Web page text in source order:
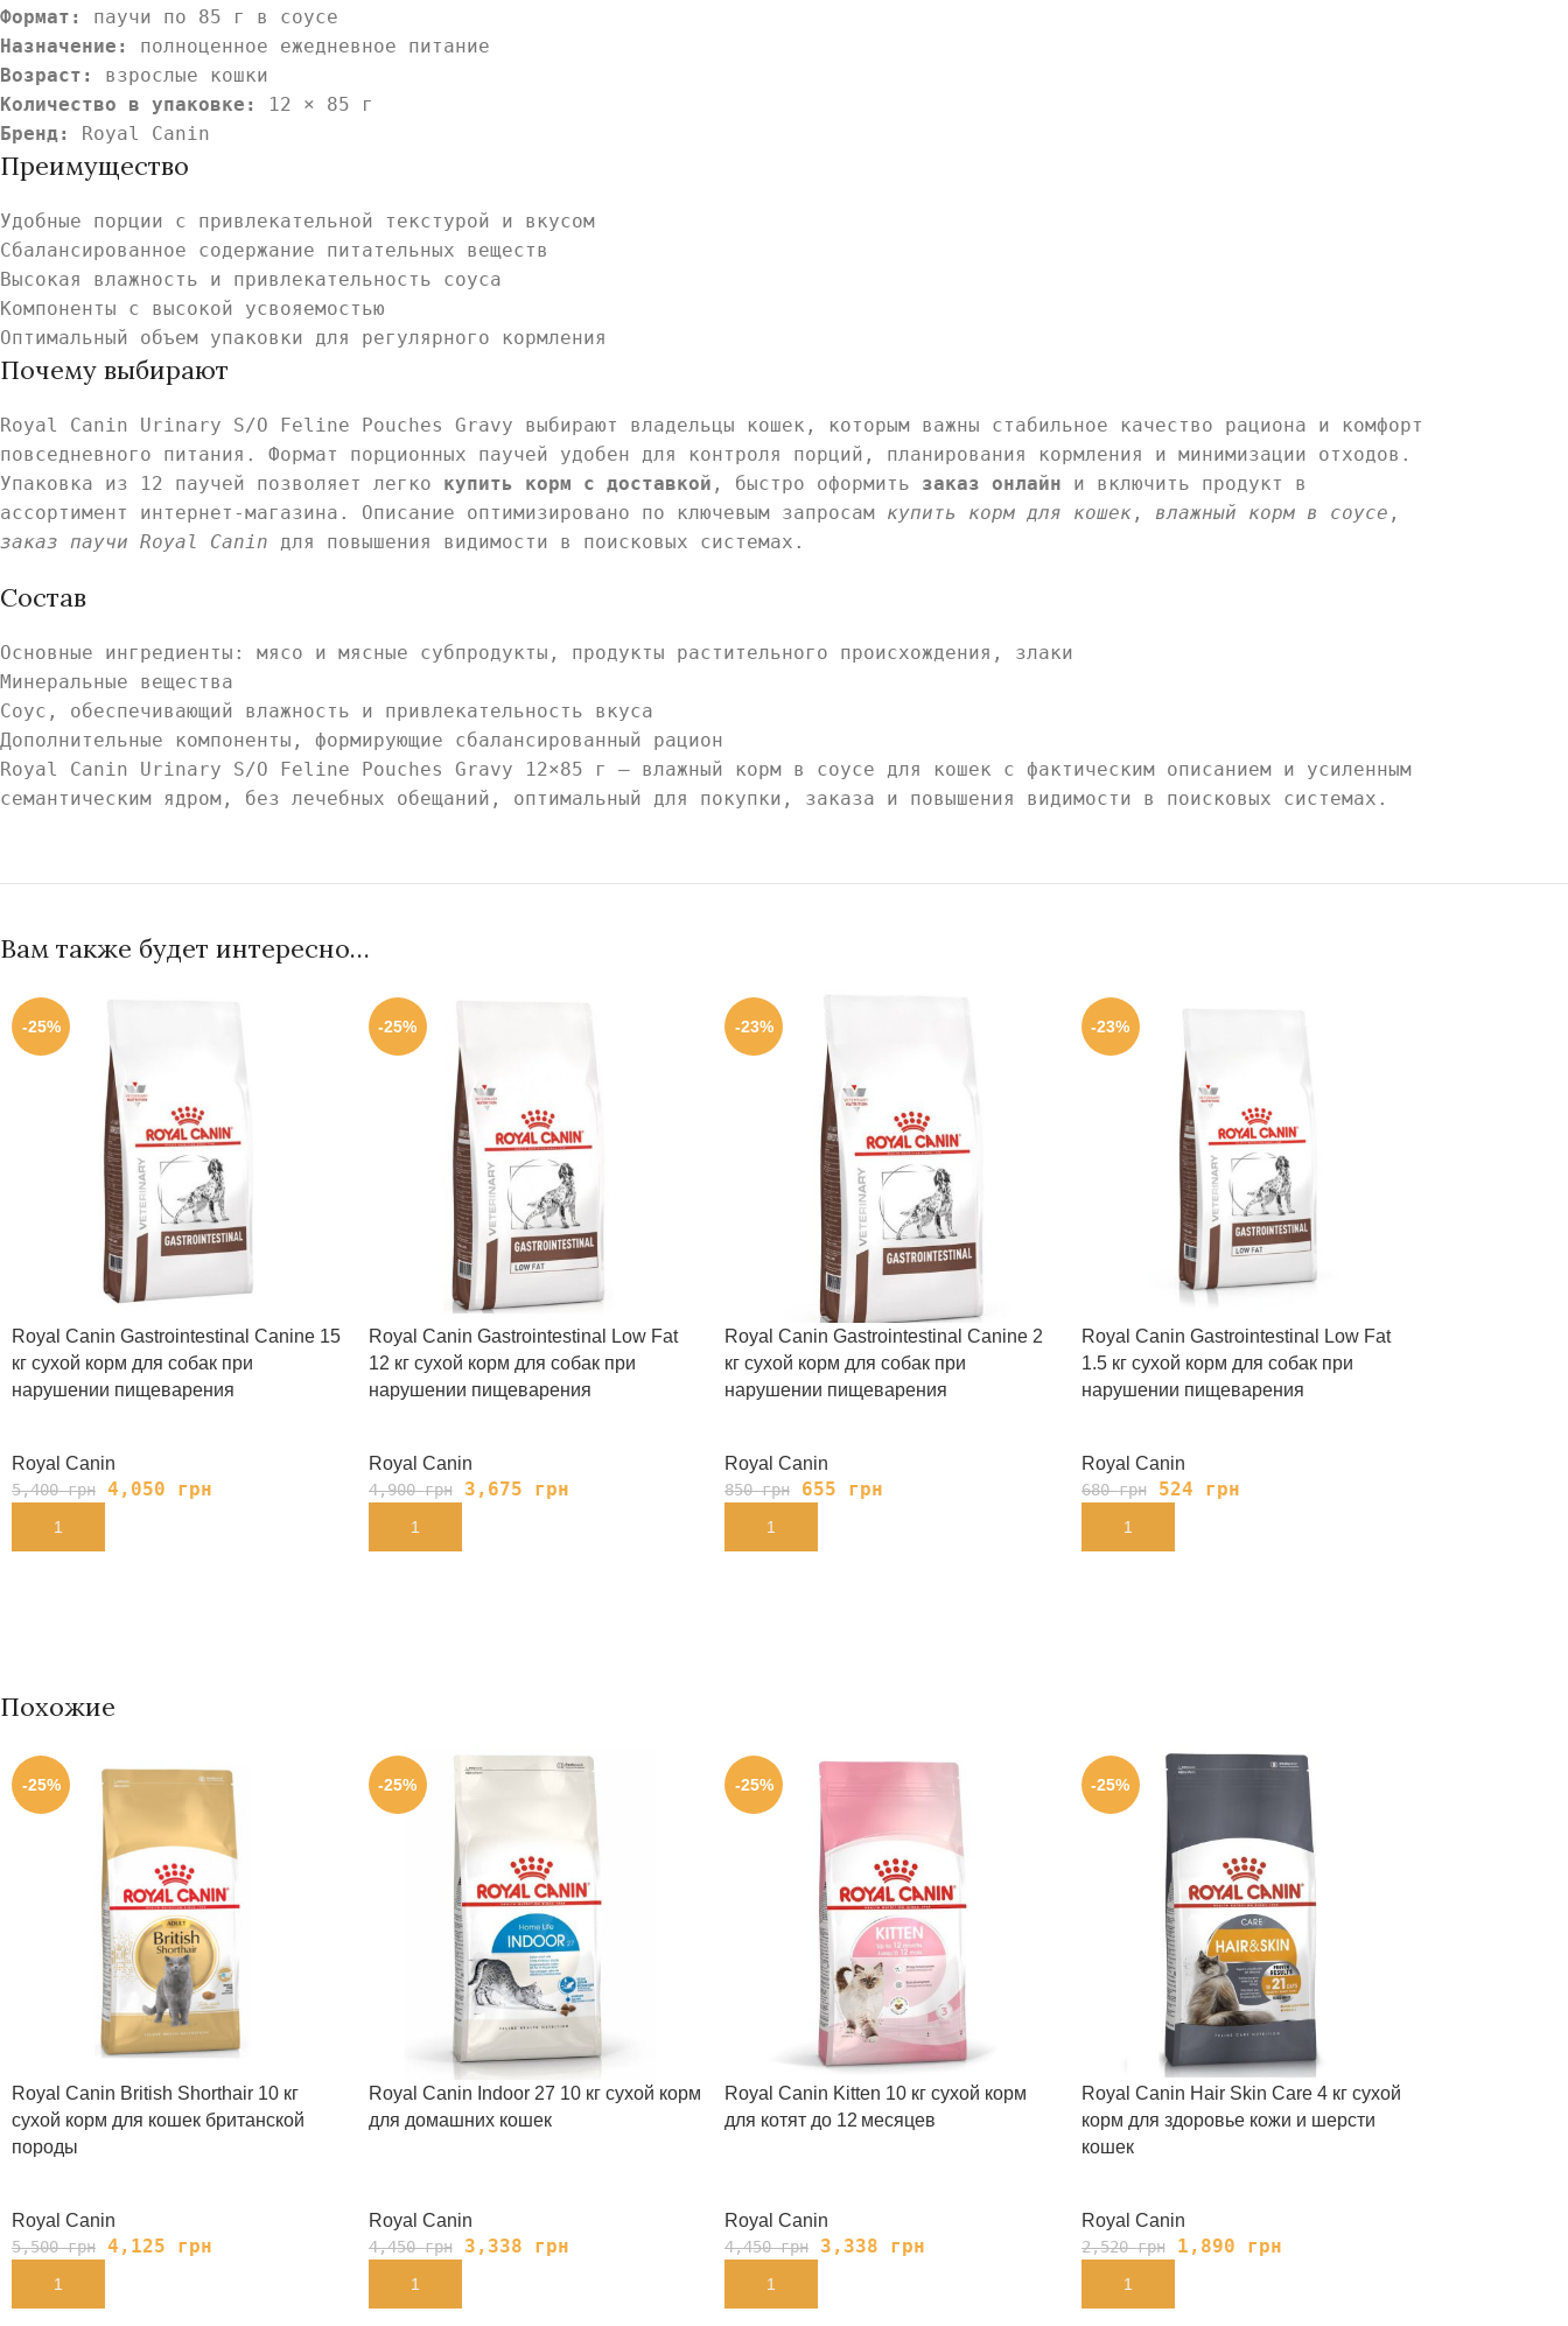
Формат:
паучи по 85 г в соусе
Назначение:
полноценное ежедневное питание
Возраст:
взрослые кошки
Количество в упаковке:
12 × 85 г
Бренд:
Royal Canin
Преимущество
Удобные порции с привлекательной текстурой и вкусом
Сбалансированное содержание питательных веществ
Высокая влажность и привлекательность соуса
Компоненты с высокой усвояемостью
Оптимальный объем упаковки для регулярного кормления
Почему выбирают
Royal Canin Urinary S/O Feline Pouches Gravy выбирают владельцы кошек, которым важны стабильное качество рациона и комфорт
повседневного питания. Формат порционных паучей удобен для контроля порций, планирования кормления и минимизации отходов.
Упаковка из 12 паучей позволяет легко купить корм с доставкой , быстро оформить заказ онлайн и включить продукт в
ассортимент интернет-магазина. Описание оптимизировано по ключевым запросам купить корм для кошек , влажный корм в соусе ,
заказ паучи Royal Canin для повышения видимости в поисковых системах.
Состав
Основные ингредиенты: мясо и мясные субпродукты, продукты растительного происхождения, злаки
Минеральные вещества
Соус, обеспечивающий влажность и привлекательность вкуса
Дополнительные компоненты, формирующие сбалансированный рацион
Royal Canin Urinary S/O Feline Pouches Gravy 12×85 г — влажный корм в соусе для кошек с фактическим описанием и усиленным
семантическим ядром, без лечебных обещаний, оптимальный для покупки, заказа и повышения видимости в поисковых системах.
Вам также будет интересно…
-25%
Royal Canin Gastrointestinal Canine 15
кг сухой корм для собак при
нарушении пищеварения
Royal Canin
5,400грн 4,050 грн
В КОРЗИНУ
-25%
Royal Canin Gastrointestinal Low Fat
12 кг сухой корм для собак при
нарушении пищеварения
Royal Canin
4,900грн 3,675 грн
В КОРЗИНУ
-23%
Royal Canin Gastrointestinal Canine 2
кг сухой корм для собак при
нарушении пищеварения
Royal Canin
850грн 655 грн
В КОРЗИНУ
-23%
Royal Canin Gastrointestinal Low Fat
1.5 кг сухой корм для собак при
нарушении пищеварения
Royal Canin
680грн 524 грн
В КОРЗИНУ
Похожие
-25%
Royal Canin British Shorthair 10 кг
сухой корм для кошек британской
породы
Royal Canin
5,500грн 4,125 грн
В КОРЗИНУ
-25%
Royal Canin Indoor 27 10 кг сухой корм
для домашних кошек
Royal Canin
4,450грн 3,338 грн
В КОРЗИНУ
-25%
Royal Canin Kitten 10 кг сухой корм
для котят до 12 месяцев
Royal Canin
4,450грн 3,338 грн
В КОРЗИНУ
-25%
Royal Canin Hair Skin Care 4 кг сухой
корм для здоровье кожи и шерсти
кошек
Royal Canin
2,520грн 1,890 грн
В КОРЗИНУ